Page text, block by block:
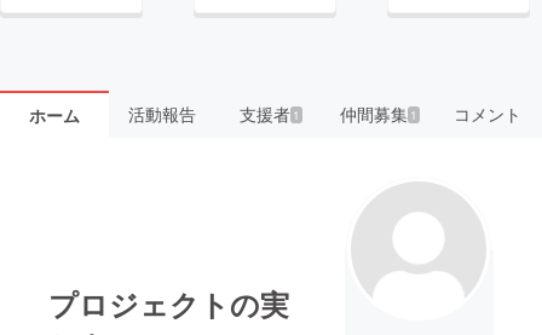
ホーム 活動報告 支援者 1 仲間募集 1 コメント
プロジェクトの実